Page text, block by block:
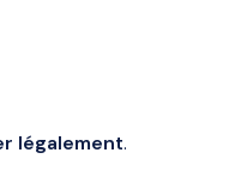
légalement.